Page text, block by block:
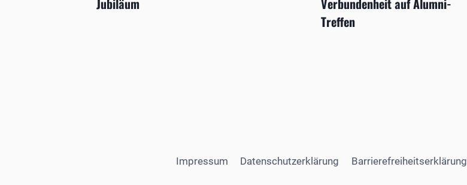
Treffen
Impressum Datenschutzerklärung Barrierefreiheitserklärung